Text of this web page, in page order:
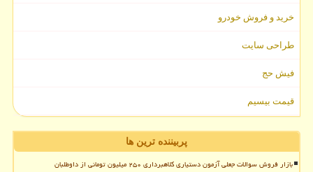
خرید و فروش خودرو
طراحی سایت
فیش حج
قیمت بیسیم
پربیننده ترین ها
بازار فروش سوالات جعلی آزمون دستیاری کلاهبرداری ۲۵۰ میلیون تومانی از داوطلبان